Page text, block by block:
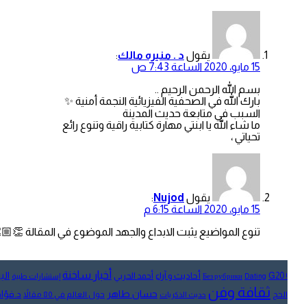
يقول د . منيره مالك:
15 مايو، 2020 الساعة 7:43 ص
بسم الله الرحمن الرحيم ..
بارك الله في الصحفية الفيزيائية النجمة أمنية ✨
السبب في متابعة حديث المدينة
ما شاء الله يا ابنتي مهارة كتابية راقية وتنوع رائع
تحياتي ،
يقول Nujod
:
15 مايو، 2020 الساعة 6:15 م
تنوع المواضيع يثبت الابداع والجهد الموضوع في المقالة
! Без рубрики
Dating G20 أحاديث و آراء أحمد الحربي أخبار ساخنة إستشارات طبية
الحج ثقافة وفن حديث الذكريات حسان طاهر حول العالم في 80 مقالاً